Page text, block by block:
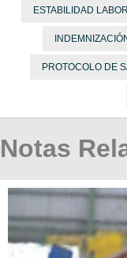
ESTABILIDAD
PROTOCOLO DE
Notas